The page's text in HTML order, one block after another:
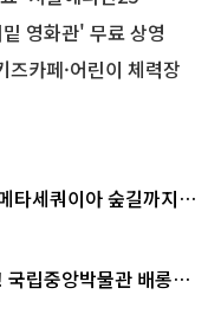
영화관' 무료 상영
카페·어린이 체력장
타세쿼이아 숲길까지…
립중앙박물관 배롱나